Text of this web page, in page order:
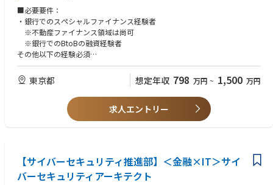
■必要要件：
・銀行でのスペシャルファイナンス経験者
※不動産ファイナンス領域は尚可
※銀行でのBtoBの融資経験者
その他以下の経験必須
・長期・短期資金計画の企業・立案
・資金の調達および運用の企画・立案
・資金運用実績資料の作成および報告
東京都 想定年収 798 万円 ~ 1,500 万円
求人エントリー
【サイバーセキュリティ推進部】＜金融×IT＞サイ
バーセキュリティアーキテクト